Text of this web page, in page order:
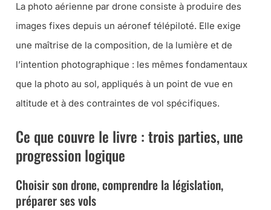
La photo aérienne par drone consiste à produire des
images fixes depuis un aéronef télépiloté. Elle exige
une maîtrise de la composition, de la lumière et de
l’intention photographique : les mêmes fondamentaux
que la photo au sol, appliqués à un point de vue en
altitude et à des contraintes de vol spécifiques.
Ce que couvre le livre : trois parties, une
progression logique
Choisir son drone, comprendre la législation,
préparer ses vols